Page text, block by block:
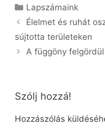
Kategória
Lapszámaink
Élelmet és ruhát
sújtotta területeken
A függöny felgördül
Szólj hozzá!
Hozzászólás